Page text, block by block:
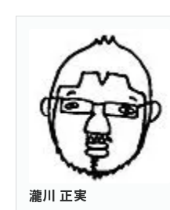
瀧川 正実